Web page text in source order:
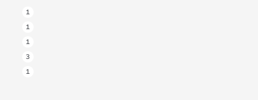
1
1
1
3
1